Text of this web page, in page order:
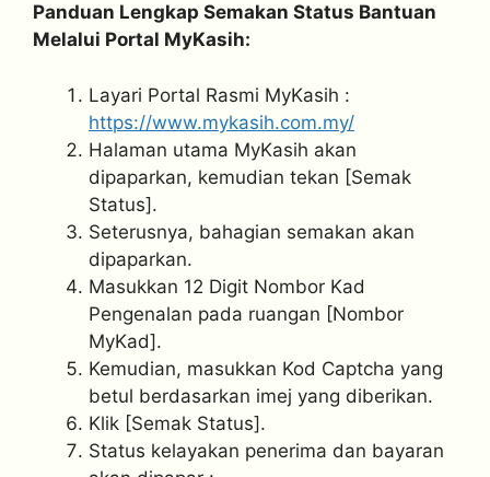
Panduan Lengkap Semakan Status Bantuan
Melalui Portal MyKasih:
Layari Portal Rasmi MyKasih :
https://www.mykasih.com.my/
Halaman utama MyKasih akan
dipaparkan, kemudian tekan [Semak
Status].
Seterusnya, bahagian semakan akan
dipaparkan.
Masukkan 12 Digit Nombor Kad
Pengenalan pada ruangan [Nombor
MyKad].
Kemudian, masukkan Kod Captcha yang
betul berdasarkan imej yang diberikan.
Klik [Semak Status].
Status kelayakan penerima dan bayaran